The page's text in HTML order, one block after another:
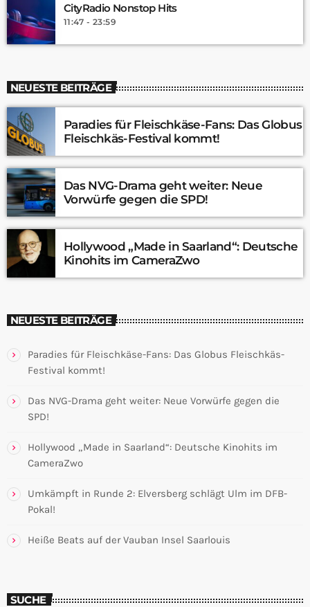
CityRadio Nonstop Hits
11:47 - 23:59
NEUESTE BEITRÄGE
Paradies für Fleischkäse-Fans: Das Globus
Fleischkäs-Festival kommt!
Das NVG-Drama geht weiter: Neue
Vorwürfe gegen die SPD!
Hollywood „Made in Saarland“: Deutsche
Kinohits im CameraZwo
NEUESTE BEITRÄGE
Paradies für Fleischkäse-Fans: Das Globus Fleischkäs-
Festival kommt!
Das NVG-Drama geht weiter: Neue Vorwürfe gegen die
SPD!
Hollywood „Made in Saarland“: Deutsche Kinohits im
CameraZwo
Umkämpft in Runde 2: Elversberg schlägt Ulm im DFB-
Pokal!
Heiße Beats auf der Vauban Insel Saarlouis
SUCHE